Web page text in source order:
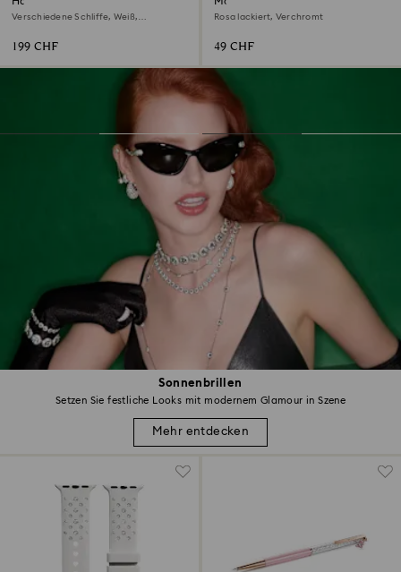
Sonnenbrillen
Setzen Sie festliche Looks mit modernem Glamour in Szene
Mehr entdecken
Verschiedene Schliffe, Weiß,
199 CHF
Rosa lackiert, Verchromt
49 CHF